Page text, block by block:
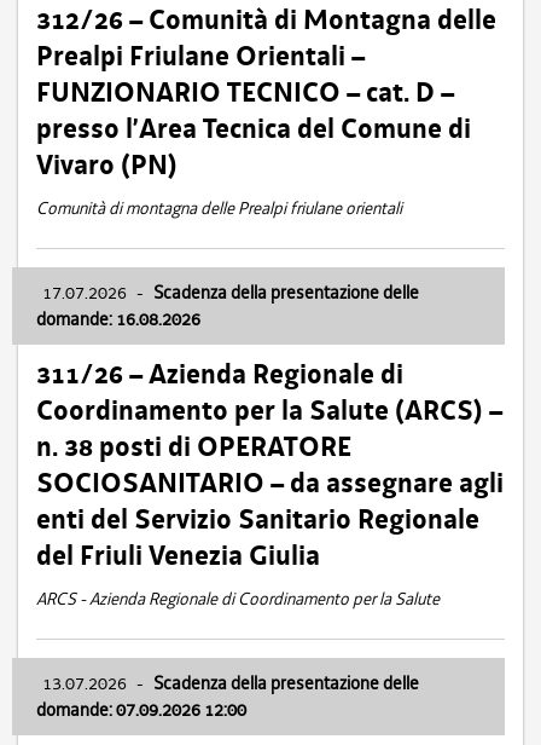
312/26 – Comunità di Montagna delle
Prealpi Friulane Orientali –
FUNZIONARIO TECNICO – cat. D –
presso l’Area Tecnica del Comune di
Vivaro (PN)
Comunità di montagna delle Prealpi friulane orientali
17.07.2026 - Scadenza della presentazione delle
domande: 16.08.2026
311/26 – Azienda Regionale di
Coordinamento per la Salute (ARCS) –
n. 38 posti di OPERATORE
SOCIOSANITARIO – da assegnare agli
enti del Servizio Sanitario Regionale
del Friuli Venezia Giulia
ARCS - Azienda Regionale di Coordinamento per la Salute
13.07.2026 - Scadenza della presentazione delle
domande: 07.09.2026 12:00